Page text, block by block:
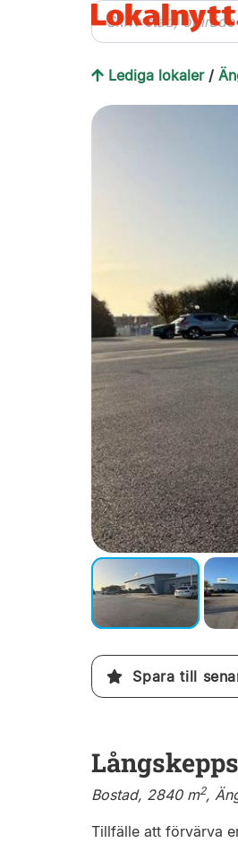
Lediga lokaler /
Spara till
Bostad, 2840 m2,
Tillfälle att förvärva